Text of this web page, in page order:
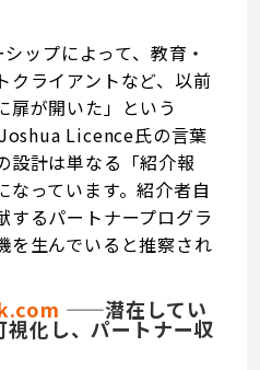
ップによって、教育・
クライアントなど、以前
扉が開いた」という
Licence氏の言葉
設計は単なる「紹介報
っています。紹介者自
するパートナープログラ
を生んでいると推察され
——潜在してい
化し、パートナー収